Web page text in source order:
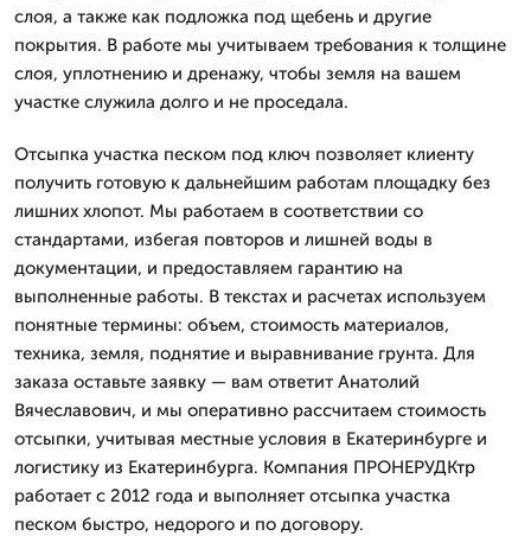
слоя, а также как подложка под щебень и другие
покрытия. В работе мы учитываем требования к толщине
слоя, уплотнению и дренажу, чтобы земля на вашем
участке служила долго и не проседала.
Отсыпка участка песком под ключ позволяет клиенту
получить готовую к дальнейшим работам площадку без
лишних хлопот. Мы работаем в соответствии со
стандартами, избегая повторов и лишней воды в
документации, и предоставляем гарантию на
выполненные работы. В текстах и расчетах используем
понятные термины: объем, стоимость материалов,
техника, земля, поднятие и выравнивание грунта. Для
заказа оставьте заявку — вам ответит Анатолий
Вячеславович, и мы оперативно рассчитаем стоимость
отсыпки, учитывая местные условия в Екатеринбурге и
логистику из Екатеринбурга. Компания ПРОНЕРУДКтр
работает с 2012 года и выполняет отсыпка участка
песком быстро, недорого и по договору.